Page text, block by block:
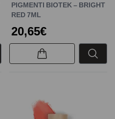
PIGMENTI BIOTEK – BRIGHT
RED 7ML
20,65€